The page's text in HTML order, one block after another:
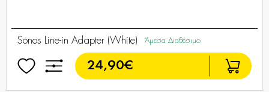
Sonos Line-in Adapter (White) Άμεσα Διαθέσιμο
24,90€